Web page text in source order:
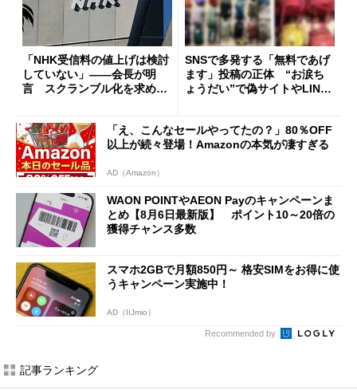
「NHK受信料の値上げは検討
していない」――会長が明
言 スクランブル化を求める
SNSで多発する「無料であげ
ます」投稿の正体 “お涙ち
ょうだい”で偽サイトやLINE
「え、こんなセールやってたの？」80％OFF
以上が続々登場！Amazonの本気が凄すぎる
AD（Amazon）
WAON POINTやAEON Payのキャンペーンま
とめ【8月6日最新版】 ポイント10～20倍の
獲得チャンス多数
スマホ2GBで月額850円～ 格安SIMをお得に使
うキャンペーン実施中！
AD（IIJmio）
Recommended by
記事ランキング